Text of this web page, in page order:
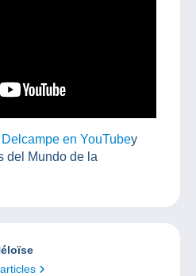
en YouTubey
del Mundo de la